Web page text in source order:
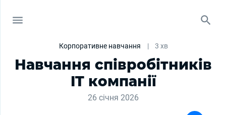
Корпоративне навчання | 3 хв
Навчання співробітників
IT компанії
26 січня 2026